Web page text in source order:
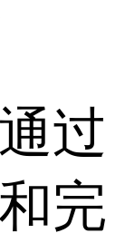
过
完